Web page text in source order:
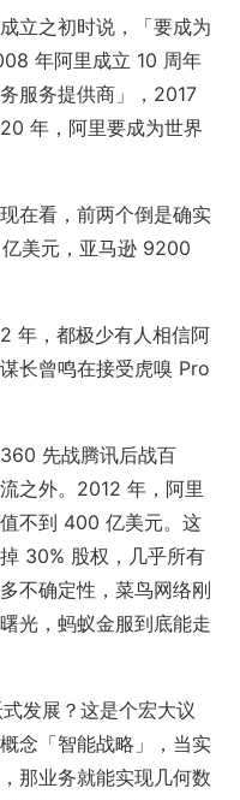
立之初时说，「要成为
年阿里成立 10 周年
服务提供商」，2017
年，阿里要成为世界
在看，前两个倒是确实
美元，亚马逊 9200
年，都极少有人相信阿
长曾鸣在接受虎嗅 Pro
先战腾讯后战百
之外。2012 年，阿里
不到 400 亿美元。这
30% 股权，几乎所有
不确定性，菜鸟网络刚
光，蚂蚁金服到底能走
发展？这是个宏大议
念「智能战略」，当实
那业务就能实现几何数